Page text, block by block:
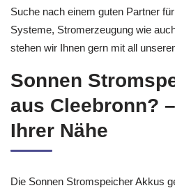
Suche nach einem guten Partner
Systeme, Stromerzeugung wie
stehen wir Ihnen gern mit all
Sonnen
aus Cleebronn?
Ihrer Nähe
Die Sonnen Stromspeicher Akkus